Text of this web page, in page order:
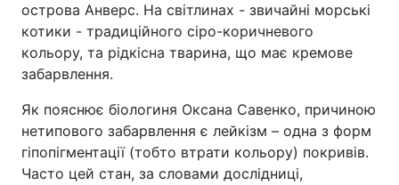
острова Анверс. На світлинах - звичайні морські
котики - традиційного сіро-коричневого
кольору, та рідкісна тварина, що має кремове
забарвлення.
Як пояснює біологиня Оксана Савенко, причиною
нетипового забарвлення є лейкізм – одна з форм
гіпопігментації (тобто втрати кольору) покривів.
Часто цей стан, за словами дослідниці,